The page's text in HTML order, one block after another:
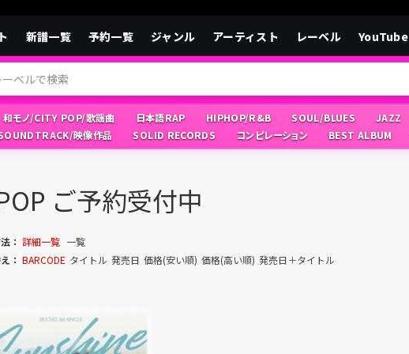
新譜一覧 予約一覧 ジャンル アーティスト レーベル YouTube
和モノ/CITY POP/歌謡曲 日本語RAP HIPHOP/R&B SOUL/BLUES JAZZ
映像作品
SOLID RECORDS コンピレーション BEST ALBUM
ご予約受付中
： 詳細一覧 一覧
： BARCODE タイトル 発売日 価格(安い順) 価格(高い順) 発売日＋タイトル